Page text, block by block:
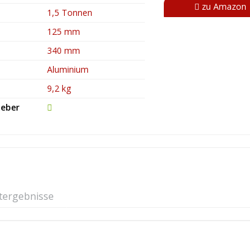
zu Amazon
1,5 Tonnen
125 mm
340 mm
Aluminium
9,2 kg